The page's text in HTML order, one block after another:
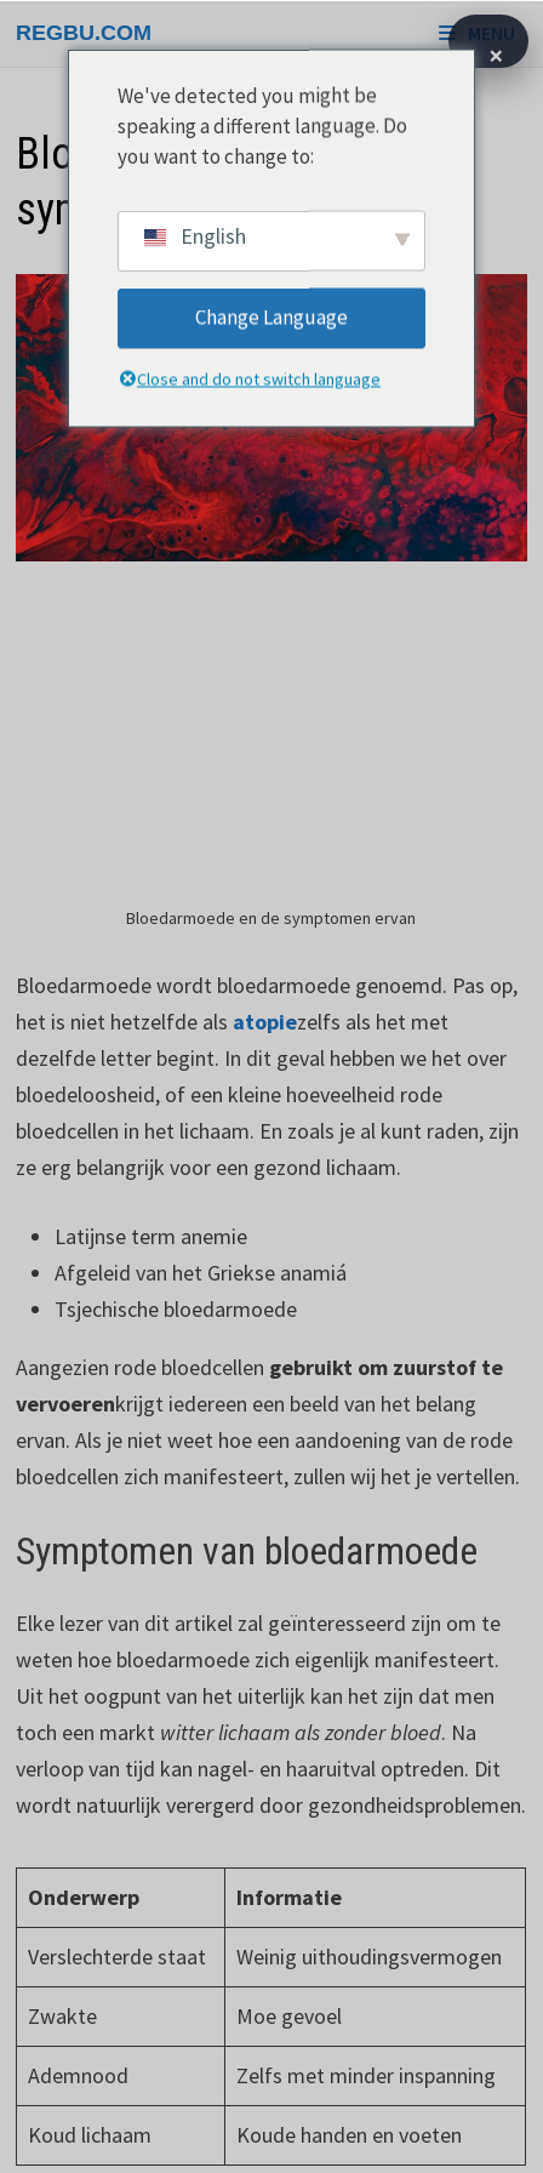
naar
REGBU.COM MENU
Bloedarmoede en de
symptomen ervan
Bloedarmoede en de symptomen ervan
Bloedarmoede wordt bloedarmoede genoemd. Pas op,
het is niet hetzelfde als atopiezelfs als het met
dezelfde letter begint. In dit geval hebben we het over
bloedeloosheid, of een kleine hoeveelheid rode
bloedcellen in het lichaam. En zoals je al kunt raden, zijn
ze erg belangrijk voor een gezond lichaam.
Latijnse term anemie
Afgeleid van het Griekse anamiá
Tsjechische bloedarmoede
Aangezien rode bloedcellen gebruikt om zuurstof te
vervoerenkrijgt iedereen een beeld van het belang
ervan. Als je niet weet hoe een aandoening van de rode
bloedcellen zich manifesteert, zullen wij het je vertellen.
Symptomen van bloedarmoede
Elke lezer van dit artikel zal geïnteresseerd zijn om te
weten hoe bloedarmoede zich eigenlijk manifesteert.
Uit het oogpunt van het uiterlijk kan het zijn dat men
toch een markt witter lichaam als zonder bloed. Na
verloop van tijd kan nagel- en haaruitval optreden. Dit
wordt natuurlijk verergerd door gezondheidsproblemen.
Onderwerp Informatie
Verslechterde staat Weinig uithoudingsvermogen
Zwakte Moe gevoel
Ademnood Zelfs met minder inspanning
Koud lichaam Koude handen en voeten
×
We've detected you might be
speaking a different language. Do
you want to change to:
English
Change Language
Close and do not switch language